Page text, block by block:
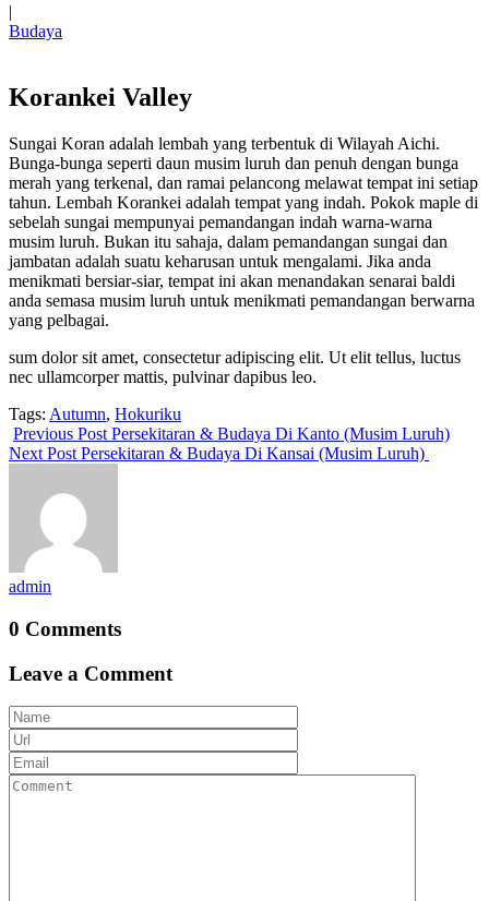
|
Budaya
Korankei Valley
Sungai Koran adalah lembah yang terbentuk di Wilayah Aichi.
Bunga-bunga seperti daun musim luruh dan penuh dengan bunga
merah yang terkenal, dan ramai pelancong melawat tempat ini setiap
tahun. Lembah Korankei adalah tempat yang indah. Pokok maple di
sebelah sungai mempunyai pemandangan indah warna-warna
musim luruh. Bukan itu sahaja, dalam pemandangan sungai dan
jambatan adalah suatu keharusan untuk mengalami. Jika anda
menikmati bersiar-siar, tempat ini akan menandakan senarai baldi
anda semasa musim luruh untuk menikmati pemandangan berwarna
yang pelbagai.
sum dolor sit amet, consectetur adipiscing elit. Ut elit tellus, luctus
nec ullamcorper mattis, pulvinar dapibus leo.
Tags: Autumn, Hokuriku
Previous Post Persekitaran & Budaya Di Kanto (Musim Luruh)
Next Post Persekitaran & Budaya Di Kansai (Musim Luruh)
admin
0 Comments
Leave a Comment